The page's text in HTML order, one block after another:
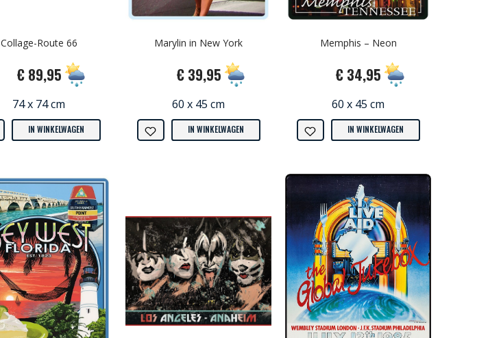
Collage-Route 66
€ 89,95
74 x 74 cm
IN WINKELWAGEN
Marylin in New York
€ 39,95
60 x 45 cm
IN WINKELWAGEN
Memphis – Neon
€ 34,95
60 x 45 cm
IN WINKELWAGEN